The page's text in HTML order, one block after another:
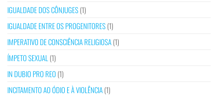
IGUALDADE DOS CÔNJUGES(1)
IGUALDADE ENTRE OS PROGENITORES(1)
IMPERATIVO DE CONSCIÊNCIA RELIGIOSA(1)
ÍMPETO SEXUAL (1)
IN DUBIO PRO REO (1)
INCITAMENTO AO ÓDIO E À VIOLÊNCIA(1)